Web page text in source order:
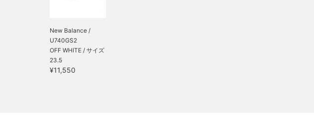
New Balance /
U740GS2
OFF WHITE / サイズ
23.5
¥11,550